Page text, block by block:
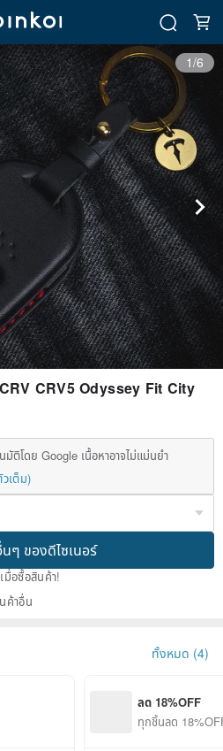
1/6
CRV5 Odyssey Fit City
ติโดย Google เนื้อหาอาจไม่แม่นยำ
เต็ม)
ๆ ของดีไซเนอร์
มื่อซื้อสินค้า!
ค้าอื่น
ทั้งหมด (4)
ลด 18%OFF
ทุกชิ้นลด